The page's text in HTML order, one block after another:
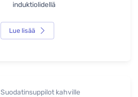
induktiolidellä
Lue lisää
Suodatinsuppilot kahville